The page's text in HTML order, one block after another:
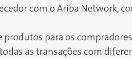
com o Ariba Network,
para os
as transações com